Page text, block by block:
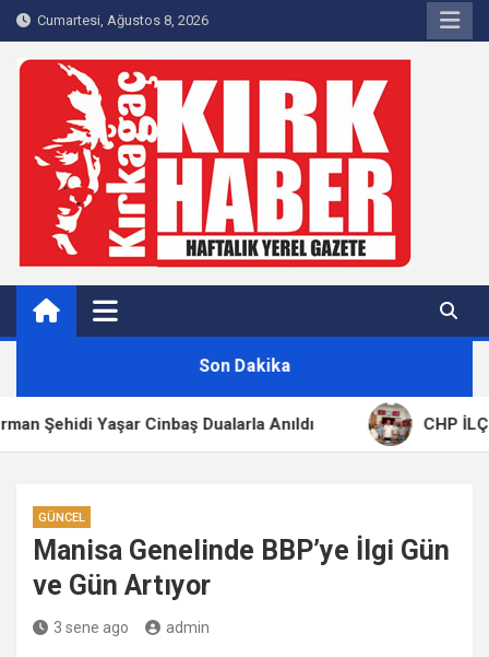
Skip
to
content
Cumartesi, Ağustos 8, 2026
Kırkağaç 40Haber
Kırkağaç'ın Yerel Haber Sitesi
Son Dakika
Cinbaş Dualarla Anıldı CHP İLÇE
GÜNCEL
Manisa Genelinde BBP’ye İlgi Gün
ve Gün Artıyor
3 sene ago admin